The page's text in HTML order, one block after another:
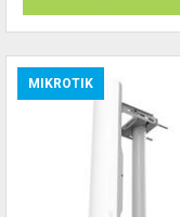
MIKROTIK